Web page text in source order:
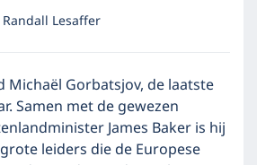
Randall Lesaffer
Michaël Gorbatsjov, de laatste
Samen met de gewezen
James Baker is hij
leiders die de Europese